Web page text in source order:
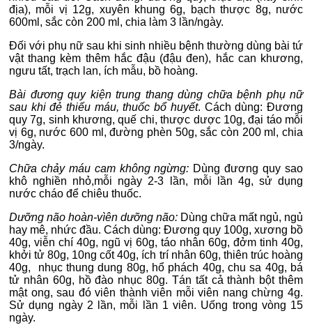
địa), mỗi vị 12g, xuyên khung 6g, bạch thược 8g, nước
600ml, sắc còn 200 ml, chia làm 3 lần/ngày.
Đối với phụ nữ sau khi sinh nhiều bệnh thường dùng bài tứ
vật thang kèm thêm hắc đậu (đậu đen), hắc can khương,
ngưu tất, trạch lan, ích mẫu, bồ hoàng.
Bài đương quy kiện trung thang dùng chữa bệnh phụ nữ
sau khi đẻ thiếu máu, thuốc bổ huyết. Cách dùng: Đương
quy 7g, sinh khương, quế chi, thược dược 10g, đại táo mỗi
vị 6g, nước 600 ml, đường phèn 50g, sắc còn 200 ml, chia
3/ngày.
Chữa chảy máu cam không ngừng: Dùng đương quy sao
khô nghiền nhỏ,mỗi ngày 2-3 lần, mỗi lần 4g, sử dụng
nước cháo để chiêu thuốc.
Dưỡng não hoàn-vìên dưỡng não: Dùng chữa mất ngủ, ngủ
hay mê, nhức đầu. Cách dùng: Đương quy 100g, xương bồ
40g, viễn chí 40g, ngũ vị 60g, táo nhân 60g, đởm tinh 40g,
khởi tử 80g, 10ng cốt 40g, ích trí nhân 60g, thiên trúc hoàng
40g, nhục thung dung 80g, hổ phách 40g, chu sa 40g, bá
tử nhân 60g, hồ đào nhục 80g. Tán tất cả thành bột thêm
mật ong, sau đó viên thành viên mỗi viên nang chừng 4g.
Sử dụng ngày 2 lần, mỗi lần 1 viên. Uống trong vòng 15
ngày.